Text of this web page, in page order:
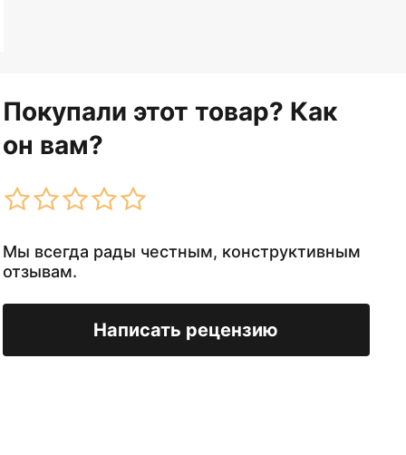
Покупали этот товар? Как
он вам?
Мы всегда рады честным, конструктивным
отзывам.
Написать рецензию